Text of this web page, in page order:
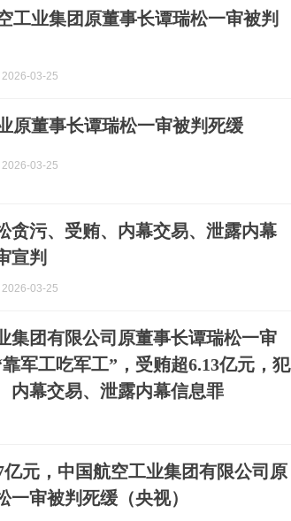
工业集团原董事长谭瑞松一审被判
03-25
原董事长谭瑞松一审被判死缓
03-25
贪污、受贿、内幕交易、泄露内幕
宣判
03-25
集团有限公司原董事长谭瑞松一审
军工吃军工”，受贿超6.13亿元，犯
内幕交易、泄露内幕信息罪
亿元，中国航空工业集团有限公司原
一审被判死缓（央视）